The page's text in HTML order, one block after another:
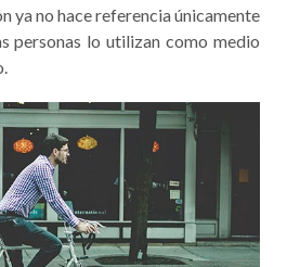
ya no hace referencia únicamente
personas lo utilizan como medio